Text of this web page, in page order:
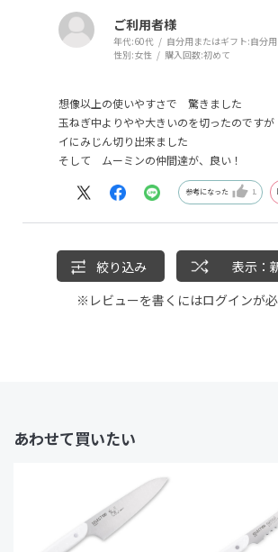
あわせて買いたい
ご利用者様
年代:60代 自分用またはギフト:自分用
性別:女性 購入回数:初めて
想像以上の使いやすさで 驚きました
玉ねぎ中よりやや大きいのを切ったのです
イにみじん切り出来ました
そして ムーミンの仲間達が、良い！
参考になった 1
絞り込み
表示：
※レビューを書くにはログインが